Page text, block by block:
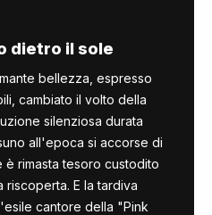
dietro il sole
bellezza, espresso
cambiato il volto della
silenziosa durata
all'epoca si accorse di
è rimasta tesoro custodito
E la tardiva
cantore della "Pink